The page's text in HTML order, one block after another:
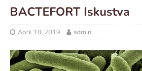
BACTEFORT Iskustva
April 18, 2019 admin